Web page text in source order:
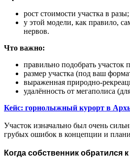
рост стоимости участка в разы;
у этой модели, как правило,
нервов.
Что важно:
правильно подобрать участок
размер участка (под ваш
выраженная
удалённость от мегаполиса
Кейс: горнолыжный курорт в
Участок изначально был очень
грубых ошибок в концепции и
Когда собственник обратился